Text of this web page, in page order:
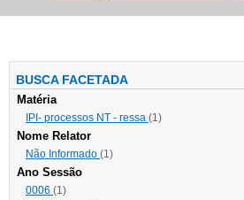
BUSCA FACETADA
Matéria
IPI- processos NT - ressa (1)
Nome Relator
Não Informado (1)
Ano Sessão
0006 (1)